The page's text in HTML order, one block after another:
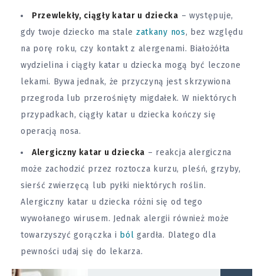
Przewlekły, ciągły katar u dziecka – występuje,
gdy twoje dziecko ma stale zatkany nos, bez względu
na porę roku, czy kontakt z alergenami. Białożółta
wydzielina i ciągły katar u dziecka mogą być leczone
lekami. Bywa jednak, że przyczyną jest skrzywiona
przegroda lub przerośnięty migdałek. W niektórych
przypadkach, ciągły katar u dziecka kończy się
operacją nosa.
Alergiczny katar u dziecka – reakcja alergiczna
może zachodzić przez roztocza kurzu, pleśń, grzyby,
sierść zwierzęcą lub pyłki niektórych roślin.
Alergiczny katar u dziecka różni się od tego
wywołanego wirusem. Jednak alergii również może
towarzyszyć gorączka i ból gardła. Dlatego dla
pewności udaj się do lekarza.